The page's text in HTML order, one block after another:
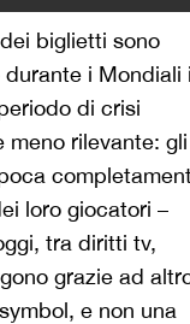
biglietti sono
i Mondiali
di crisi
meno rilevante: gli
loro giocatori –
tra diritti tv,
grazie ad
e non una